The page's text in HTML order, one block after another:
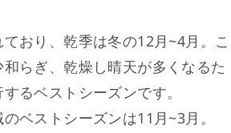
おり、乾季は冬の12月~4月。こ
らぎ、乾燥し晴天が多くなるた
るベストシーズンです。
ベストシーズンは11月~3月。